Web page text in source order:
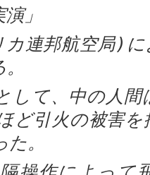
」
カ連邦航空局)
して、中の人
ど引火の被害
。